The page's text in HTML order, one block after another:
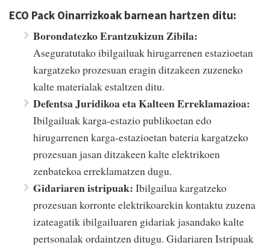
ECO Pack Oinarrizkoak barnean hartzen ditu:
Borondatezko Erantzukizun Zibila:
Aseguratutako ibilgailuak hirugarrenen estazioetan
kargatzeko prozesuan eragin ditzakeen zuzeneko
kalte materialak estaltzen ditu.
Defentsa Juridikoa eta Kalteen Erreklamazioa:
Ibilgailuak karga-estazio publikoetan edo
hirugarrenen karga-estazioetan bateria kargatzeko
prozesuan jasan ditzakeen kalte elektrikoen
zenbatekoa erreklamatzen dugu.
Gidariaren istripuak: Ibilgailua kargatzeko
prozesuan korronte elektrikoarekin kontaktu zuzena
izateagatik ibilgailuaren gidariak jasandako kalte
pertsonalak ordaintzen ditugu. Gidariaren Istripuak